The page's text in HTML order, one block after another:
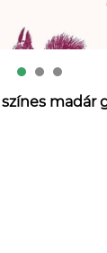
madár